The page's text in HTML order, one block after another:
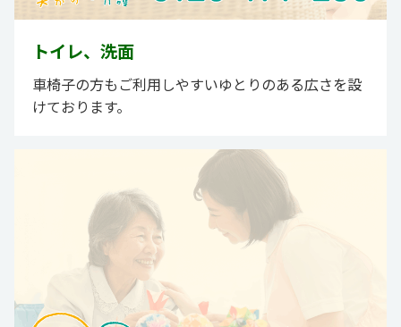
トイレ、洗面
車椅子の方もご利用しやすいゆとりのある広さを設
けております。